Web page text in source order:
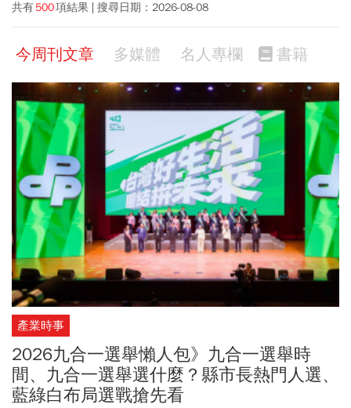
共有500項結果 搜尋日期： 2026-08-08
今周刊文章 多媒體 名人專欄 書籍
產業時事
2026九合一選舉懶人包》九合一選舉時
間、九合一選舉選什麼？縣市長熱門人選、
藍綠白布局選戰搶先看